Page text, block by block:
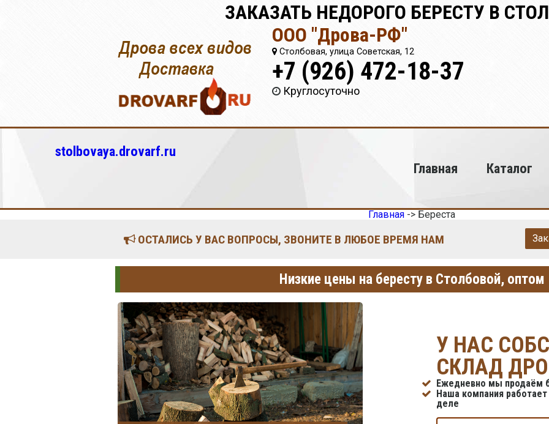
ЗАКАЗАТЬ НЕДОРОГО БЕРЕСТУ В
ООО "Дрова-РФ"
Столбовая, улица Советская, 12
+7 (926) 472-18-37
Круглосуточно
stolbovaya.drovarf.ru
Главная
Каталог
Главная -> Береста
ОСТАЛИСЬ У ВАС ВОПРОСЫ, ЗВОНИТЕ В ЛЮБОЕ ВРЕМЯ НАМ
Низкие цены на бересту в Столбовой, оптом
У НАС
СКЛАД
Ежедневно мы продаём
Наша компания
деле